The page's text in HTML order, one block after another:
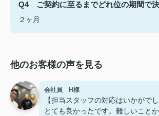
Q4 ご契約に至るまでどれ位の期間で
２ヶ月
他のお客様の声を見る
会社員 H様
【担当スタッフの対応はいかがでし
とても良かったです。難しいこと